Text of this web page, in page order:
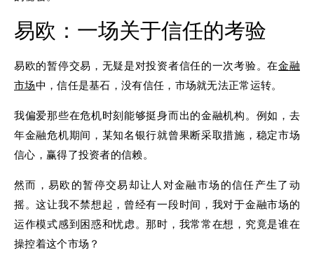
易欧：一场关于信任的考验
易欧的暂停交易，无疑是对投资者信任的一次考验。在金融
市场中，信任是基石，没有信任，市场就无法正常运转。
我偏爱那些在危机时刻能够挺身而出的金融机构。例如，去
年金融危机期间，某知名银行就曾果断采取措施，稳定市场
信心，赢得了投资者的信赖。
然而，易欧的暂停交易却让人对金融市场的信任产生了动
摇。这让我不禁想起，曾经有一段时间，我对于金融市场的
运作模式感到困惑和忧虑。那时，我常常在想，究竟是谁在
操控着这个市场？